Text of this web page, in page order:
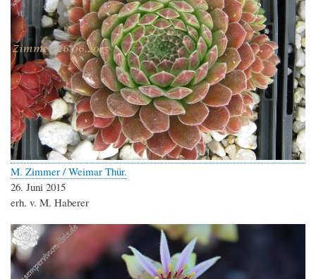
M. Zimmer / Weimar Thür.
26. Juni 2015
erh. v. M. Haberer